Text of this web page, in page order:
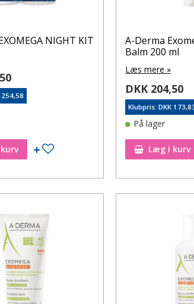
NIGHT KIT
Tilføj til ønskeseddel
A-Derma
Balm 200 ml
Læs mere »
DKK 204,50
Klubpris: DKK
På lager
Læg i kurv